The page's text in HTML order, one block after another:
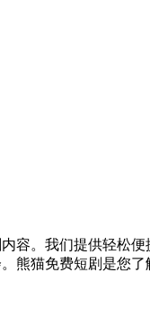
。我们提供轻松
猫免费短剧是您了